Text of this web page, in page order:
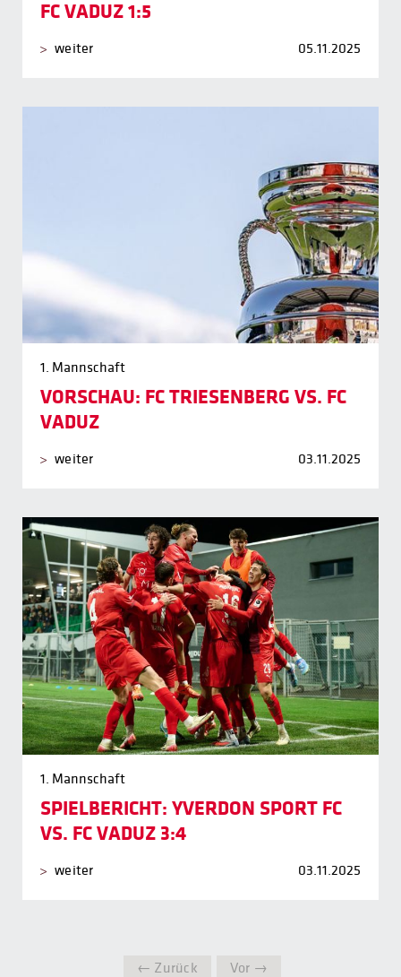
FC VADUZ 1:5
weiter 05.11.2025
1. Mannschaft
VORSCHAU: FC TRIESENBERG VS. FC
VADUZ
weiter 03.11.2025
1. Mannschaft
SPIELBERICHT: YVERDON SPORT FC
VS. FC VADUZ 3:4
weiter 03.11.2025
← Zurück Vor →